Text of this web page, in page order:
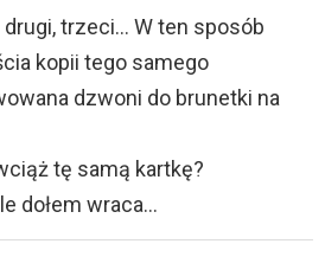
trzeci… W ten sposób
kopii tego samego
dzwoni do brunetki na
tę samą kartkę?
dołem wraca…